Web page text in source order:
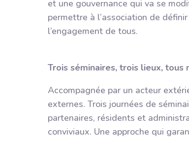
et une gouvernance qui va se
permettre à l’association de
l’engagement de tous.
Trois séminaires, trois lieux, tous
Accompagnée par un acteur
externes. Trois journées de
partenaires, résidents et
conviviaux. Une approche qui